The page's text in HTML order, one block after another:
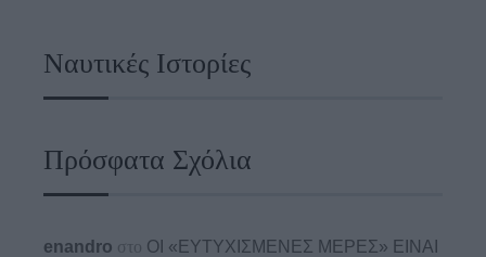
Ναυτικές Ιστορίες
Πρόσφατα Σχόλια
enandro στο ΟΙ «ΕΥΤΥΧΙΣΜΕΝΕΣ ΜΕΡΕΣ» ΕΙΝΑΙ